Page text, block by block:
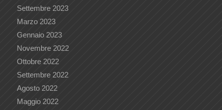
Settembre 2023
Marzo 2023
Gennaio 2023
Novembre 2022
Ottobre 2022
Settembre 2022
Agosto 2022
Maggio 2022